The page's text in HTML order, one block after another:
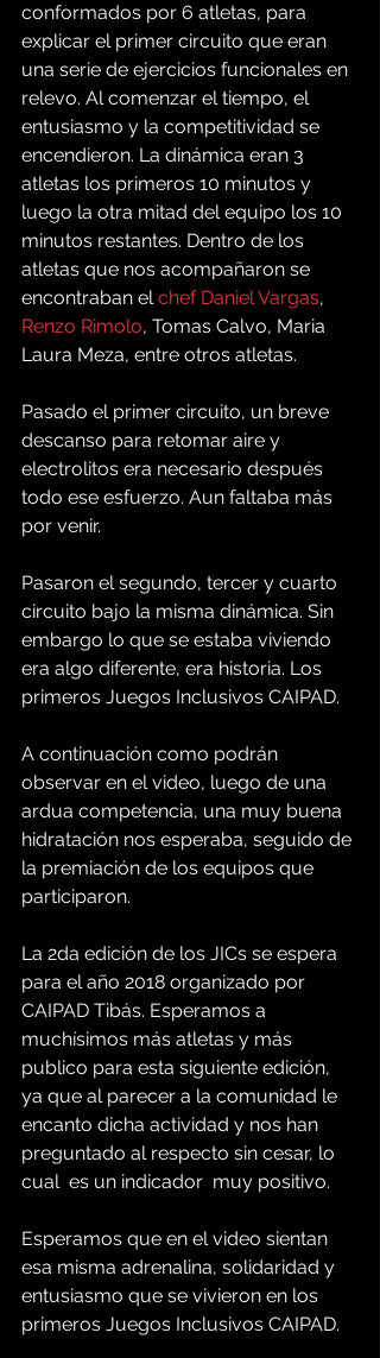
conformados por 6 atletas, para
explicar el primer circuito que eran
una serie de ejercicios funcionales en
relevo. Al comenzar el tiempo, el
entusiasmo y la competitividad se
encendieron. La dinámica eran 3
atletas los primeros 10 minutos y
luego la otra mitad del equipo los 10
minutos restantes. Dentro de los
atletas que nos acompañaron se
encontraban el chef Daniel Vargas,
Renzo Rimolo, Tomas Calvo, Maria
Laura Meza, entre otros atletas.
Pasado el primer circuito, un breve
descanso para retomar aire y
electrolitos era necesario después
todo ese esfuerzo. Aun faltaba más
por venir.
Pasaron el segundo, tercer y cuarto
circuito bajo la misma dinámica. Sin
embargo lo que se estaba viviendo
era algo diferente, era historia. Los
primeros Juegos Inclusivos CAIPAD.
A continuación como podrán
observar en el video, luego de una
ardua competencia, una muy buena
hidratación nos esperaba, seguido de
la premiación de los equipos que
participaron.
La 2da edición de los JICs se espera
para el año 2018 organizado por
CAIPAD Tibás. Esperamos a
muchísimos más atletas y más
publico para esta siguiente edición,
ya que al parecer a la comunidad le
encanto dicha actividad y nos han
preguntado al respecto sin cesar, lo
cual  es un indicador  muy positivo.
Esperamos que en el video sientan
esa misma adrenalina, solidaridad y
entusiasmo que se vivieron en los
primeros Juegos Inclusivos CAIPAD.